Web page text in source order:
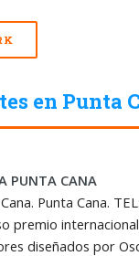
en Punta
PUNTA CANA
Punta Cana.
premio
diseñados por